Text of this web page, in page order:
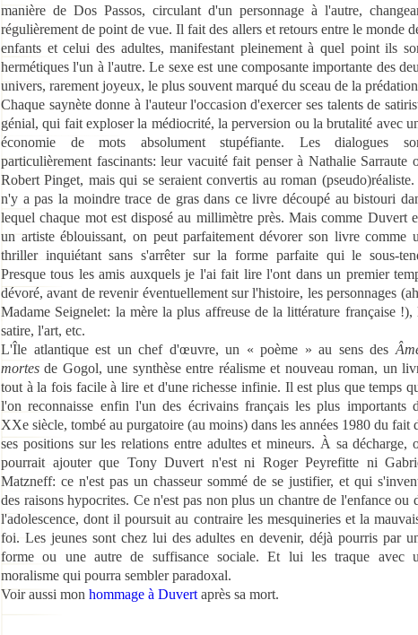
manière de Dos Passos, circulant d'un personnage à l'autre,
régulièrement de point de vue. Il fait des allers et retours entre le monde
enfants et celui des adultes, manifestant pleinement à quel point ils
hermétiques l'un à l'autre. Le sexe est une composante importante des
univers, rarement joyeux, le plus souvent marqué du sceau de la
Chaque saynète donne à l'auteur l'occasion d'exercer ses talents de
génial, qui fait exploser la médiocrité, la perversion ou la brutalité avec
économie de mots absolument stupéfiante. Les dialogues
particulièrement fascinants: leur vacuité fait penser à Nathalie Sarraute
Robert Pinget, mais qui se seraient convertis au roman
n'y a pas la moindre trace de gras dans ce livre découpé au bistouri
lequel chaque mot est disposé au millimètre près. Mais comme Duvert
un artiste éblouissant, on peut parfaitement dévorer son livre comme
thriller inquiétant sans s'arrêter sur la forme parfaite qui le sous-
Presque tous les amis auxquels je l'ai fait lire l'ont dans un premier
dévoré, avant de revenir éventuellement sur l'histoire, les personnages
Madame Seignelet: la mère la plus affreuse de la littérature française !),
satire, l'art, etc.
L'Île atlantique est un chef d'œuvre, un « poème » au sens des
mortes de Gogol, une synthèse entre réalisme et nouveau roman, un
tout à la fois facile à lire et d'une richesse infinie. Il est plus que temps
l'on reconnaisse enfin l'un des écrivains français les plus importants
XXe siècle, tombé au purgatoire (au moins) dans les années 1980 du fait
ses positions sur les relations entre adultes et mineurs. À sa décharge,
pourrait ajouter que Tony Duvert n'est ni Roger Peyrefitte ni
Matzneff: ce n'est pas un chasseur sommé de se justifier, et qui
des raisons hypocrites. Ce n'est pas non plus un chantre de l'enfance ou
l'adolescence, dont il poursuit au contraire les mesquineries et la
foi. Les jeunes sont chez lui des adultes en devenir, déjà pourris par
forme ou une autre de suffisance sociale. Et lui les traque avec
moralisme qui pourra sembler paradoxal.
Voir aussi mon hommage à Duvert après sa mort.